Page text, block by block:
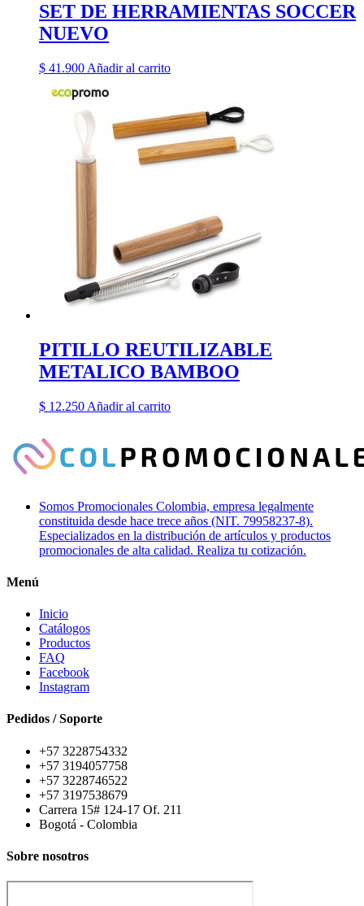
SET DE HERRAMIENTAS SOCCER
NUEVO
$ 41.900 Añadir al carrito
PITILLO REUTILIZABLE
METALICO BAMBOO
$ 12.250 Añadir al carrito
Somos Promocionales Colombia, empresa legalmente
constituida desde hace trece años (NIT. 79958237-8).
Especializados en la distribución de artículos y productos
promocionales de alta calidad. Realiza tu cotización.
Menú
Inicio
Catálogos
Productos
FAQ
Facebook
Instagram
Pedidos / Soporte
+57 3228754332
+57 3194057758
+57 3228746522
+57 3197538679
Carrera 15# 124-17 Of. 211
Bogotá - Colombia
Sobre nosotros